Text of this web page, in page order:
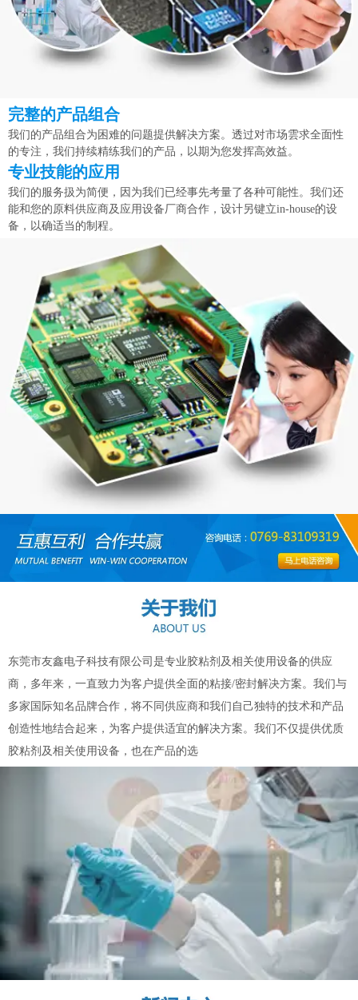
完整的产品组合
我们的产品组合为困难的问题提供解决方案。透过对市场雲求全面性
的专注，我们持续精练我们的产品，以期为您发挥高效益。
专业技能的应用
我们的服务扱为简便，因为我们已经事先考量了各种可能性。我们还
能和您的原料供应商及应用设备厂商合作，设计另键立in-house的设
备，以确适当的制程。
东莞市友鑫电子科技有限公司是专业胶粘剂及相关使用设备的供应
商，多年来，一直致力为客户提供全面的粘接/密封解决方案。我们与
多家国际知名品牌合作，将不同供应商和我们自己独特的技术和产品
创造性地结合起来，为客户提供适宜的解决方案。我们不仅提供优质
胶粘剂及相关使用设备，也在产品的选